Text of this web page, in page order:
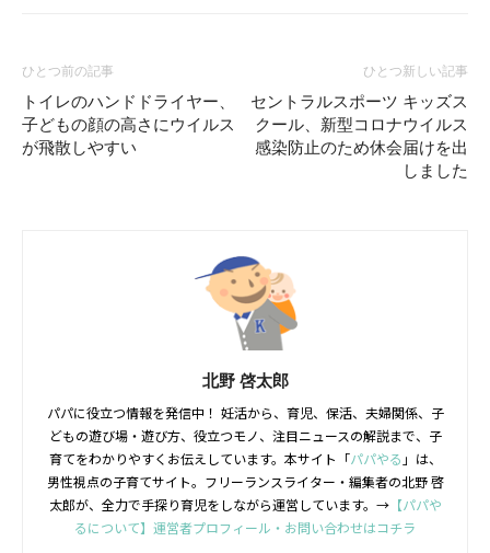
ひとつ前の記事
トイレのハンドドライヤー、
子どもの顔の高さにウイルス
が飛散しやすい
ひとつ新しい記事
セントラルスポーツ キッズス
クール、新型コロナウイルス
感染防止のため休会届けを出
しました
北野 啓太郎
パパに役立つ情報を発信中！ 妊活から、育児、保活、夫婦関係、子
どもの遊び場・遊び方、役立つモノ、注目ニュースの解説まで、子
育てをわかりやすくお伝えしています。本サイト「パパやる 」は、
男性視点の子育てサイト。フリーランスライター・編集者の北野 啓
太郎が、全力で手探り育児をしながら運営しています。→【パパや
るについて】運営者プロフィール・お問い合わせはコチラ